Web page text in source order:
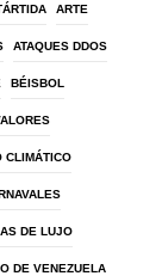
ARTE
ATAQUES DDOS
BÉISBOL
CLIMÁTICO
DE LUJO
DE VENEZUELA